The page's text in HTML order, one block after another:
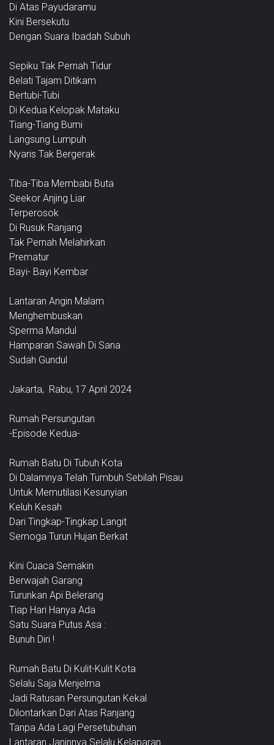
Di Atas Payudaramu
Kini Bersekutu
Dengan Suara Ibadah Subuh
Sepiku Tak Pernah Tidur
Belati Tajam Ditikam
Bertubi-Tubi
Di Kedua Kelopak Mataku
Tiang-Tiang Bumi
Langsung Lumpuh
Nyaris Tak Bergerak
Tiba-Tiba Membabi Buta
Seekor Anjing Liar
Terperosok
Di Rusuk Ranjang
Tak Pernah Melahirkan
Prematur
Bayi- Bayi Kembar
Lantaran Angin Malam
Menghembuskan
Sperma Mandul
Hamparan Sawah Di Sana
Sudah Gundul
Jakarta, Rabu, 17 April 2024
Rumah Persungutan
-Episode Kedua-
Rumah Batu Di Tubuh Kota
Di Dalamnya Telah Tumbuh Sebilah Pisau
Untuk Memutilasi Kesunyian
Keluh Kesah
Dari Tingkap-Tingkap Langit
Semoga Turun Hujan Berkat
Kini Cuaca Semakin
Berwajah Garang
Turunkan Api Belerang
Tiap Hari Hanya Ada
Satu Suara Putus Asa :
Bunuh Diri !
Rumah Batu Di Kulit-Kulit Kota
Selalu Saja Menjelma
Jadi Ratusan Persungutan Kekal
Dilontarkan Dari Atas Ranjang
Tanpa Ada Lagi Persetubuhan
Lantaran Janinnya Selalu Kelaparan